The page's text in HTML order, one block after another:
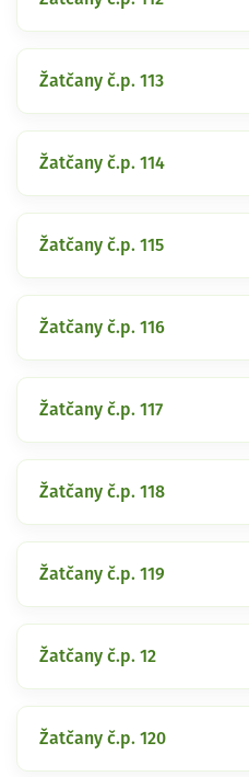
Žatčany č.p. 113
Žatčany č.p. 114
Žatčany č.p. 115
Žatčany č.p. 116
Žatčany č.p. 117
Žatčany č.p. 118
Žatčany č.p. 119
Žatčany č.p. 12
Žatčany č.p. 120